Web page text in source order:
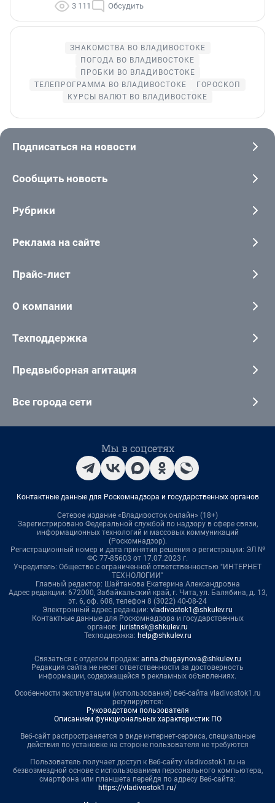
3 111 Обсудить
ЗНАКОМСТВА ВО ВЛАДИВОСТОКЕ
ПОГОДА ВО ВЛАДИВОСТОКЕ
ПРОБКИ ВО ВЛАДИВОСТОКЕ
ТЕЛЕПРОГРАММА ВО ВЛАДИВОСТОКЕ
ГОРОСКОП
КУРСЫ ВАЛЮТ ВО ВЛАДИВОСТОКЕ
Подписаться на новости
Сообщить новость
Рубрики
Реклама на сайте
Прайс-лист
О компании
Техподдержка
Предвыборная агитация
Все города сети
Мы в соцсетях
Контактные данные для Роскомнадзора и государственных органов
Сетевое издание «Владивосток онлайн» (18+)
Зарегистрировано Федеральной службой по надзору в сфере связи,
информационных технологий и массовых коммуникаций
(Роскомнадзор).
Регистрационный номер и дата принятия решения о регистрации: ЭЛ №
ФС 77-85603 от 17.07.2023 г.
Учредитель: Общество с ограниченной ответственностью "ИНТЕРНЕТ
ТЕХНОЛОГИИ"
Главный редактор: Шайтанова Екатерина Александровна
Адрес редакции: 672000, Забайкальский край, г. Чита, ул. Балябина, д. 13,
эт. 6, оф. 608, телефон 8 (3022) 40-08-24
Электронный адрес редакции: vladivostok1@shkulev.ru
Контактные данные для Роскомнадзора и государственных
органов: juristnsk@shkulev.ru
Техподдержка: help@shkulev.ru
Связаться с отделом продаж: anna.chugaynova@shkulev.ru
Редакция сайта не несет ответственности за достоверность
информации, содержащейся в рекламных объявлениях.
Особенности эксплуатации (использования) веб-сайта vladivostok1.ru
регулируются:
Руководством пользователя
Описанием функциональных характеристик ПО
Веб-сайт распространяется в виде интернет-сервиса, специальные
действия по установке на стороне пользователя не требуются
Пользователь получает доступ к Веб-сайту vladivostok1.ru на
безвозмездной основе с использованием персонального компьютера,
смартфона или планшета перейдя по адресу Веб-сайта:
https://vladivostok1.ru/